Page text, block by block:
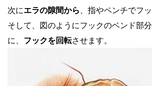
次にエラの隙間から 、指やペンチでフ
そして、図のようにフックのベンド部
に、 フックを回転させます。